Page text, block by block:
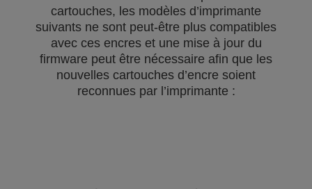
cartouches, les modèles d’imprimante
suivants ne sont peut-être plus compatibles
avec ces encres et une mise à jour du
firmware peut être nécessaire afin que les
nouvelles cartouches d’encre soient
reconnues par l’imprimante :